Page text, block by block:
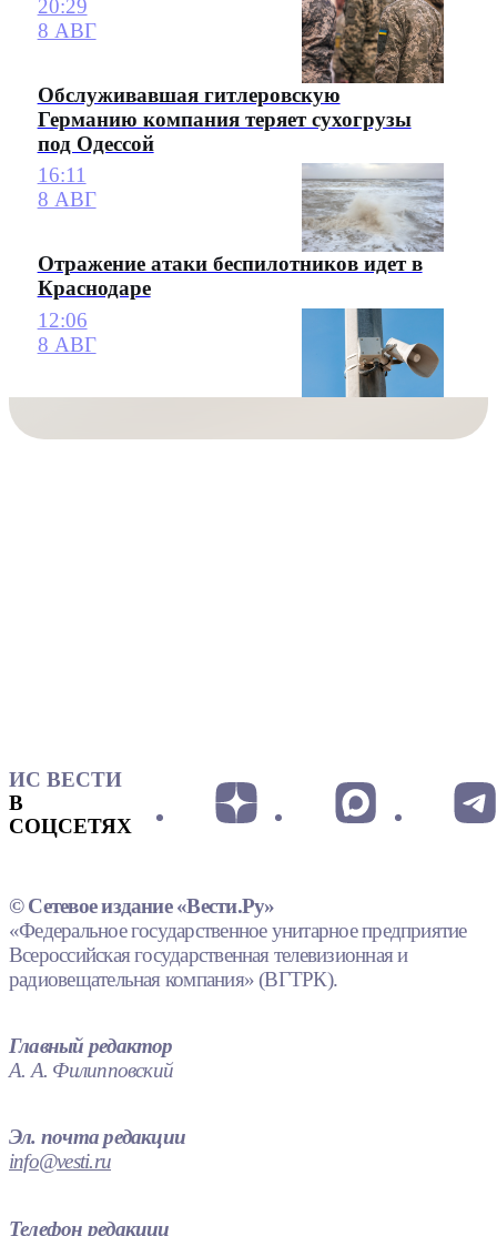
20:29
8 АВГ
Обслуживавшая гитлеровскую
Германию компания теряет сухогрузы
под Одессой
16:11
8 АВГ
Отражение атаки беспилотников идет в
Краснодаре
12:06
8 АВГ
ИС ВЕСТИ
В
СОЦСЕТЯХ
© Сетевое издание «Вести.Ру»
«Федеральное государственное унитарное предприятие
Всероссийская государственная телевизионная и
радиовещательная компания» (ВГТРК).
Главный редактор
А. А. Филипповский
Эл. почта редакции
info@vesti.ru
Телефон редакции